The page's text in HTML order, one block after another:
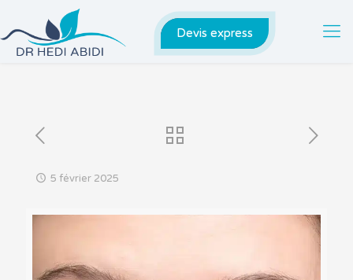
Devis express
5 février 2025